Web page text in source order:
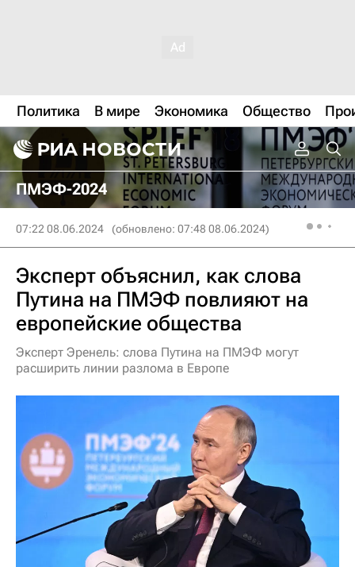
Политика В мире Экономика Общество
ПМЭФ-2024
07:22 08.06.2024 (обновлено: 07:48 08.06.2024)
Эксперт объяснил, как слова
Путина на ПМЭФ повлияют на
европейские общества
Эксперт Эренель: слова Путина на ПМЭФ могут
расширить линии разлома в Европе